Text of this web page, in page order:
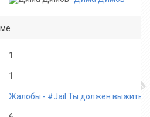
1
1
Жалобы - #Jail Ты должен выжить!